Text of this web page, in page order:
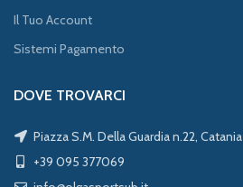
Il Tuo Account
Sistemi Pagamento
DOVE TROVARCI
Piazza S.M. Della Guardia n.22, Catania
+39 095 377069